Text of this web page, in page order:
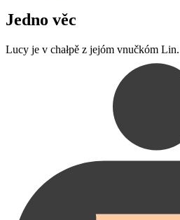
Jedno věc
Lucy je v chałpě z jejóm vnučkóm Lin.